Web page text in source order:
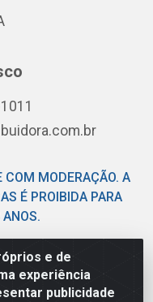
e de
experiência
publicidade
COM MODERAÇÃO. A
É PROIBIDA PARA
ANOS.
Tim - Parque de
59146-480 - CNPJ